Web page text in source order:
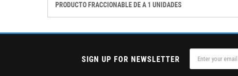
PRODUCTO FRACCIONABLE DE A 1 UNIDADES
SIGN UP FOR NEWSLETTER